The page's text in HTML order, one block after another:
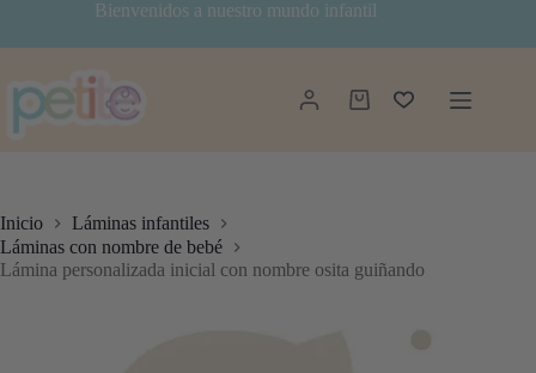
contenido
Bienvenidos a nuestro mundo infantil
Carro
Inicio
Láminas infantiles
Láminas con nombre de bebé
Lámina personalizada inicial con nombre osita guiñando